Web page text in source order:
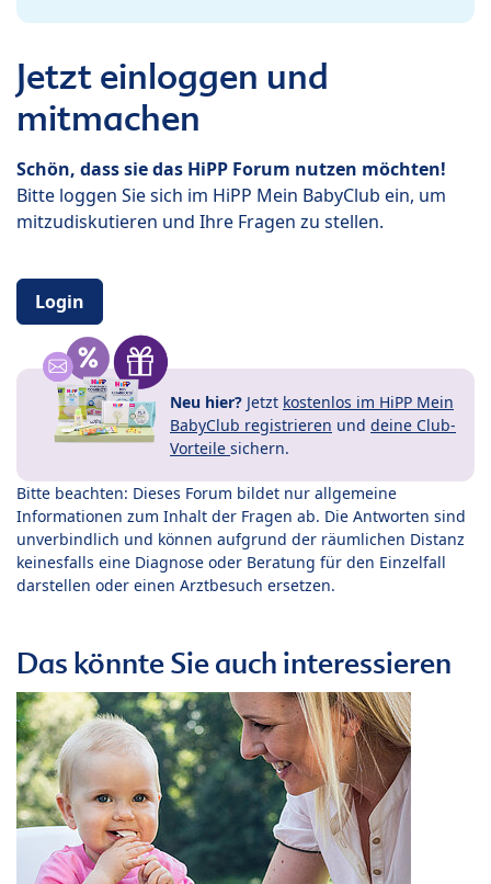
Jetzt einloggen und
mitmachen
Schön, dass sie das HiPP Forum nutzen möchten!
Bitte loggen Sie sich im HiPP Mein BabyClub ein, um
mitzudiskutieren und Ihre Fragen zu stellen.
Login
Neu hier? Jetzt kostenlos im HiPP Mein
BabyClub registrieren und deine Club-
Vorteile sichern.
Bitte beachten: Dieses Forum bildet nur allgemeine
Informationen zum Inhalt der Fragen ab. Die Antworten sind
unverbindlich und können aufgrund der räumlichen Distanz
keinesfalls eine Diagnose oder Beratung für den Einzelfall
darstellen oder einen Arztbesuch ersetzen.
Das könnte Sie auch interessieren